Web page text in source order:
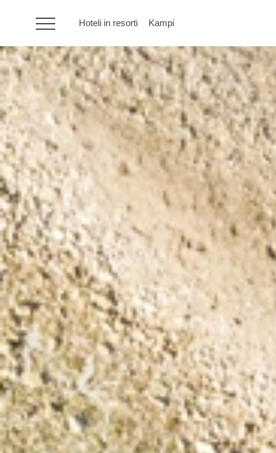
Hoteli in resorti Kampi
HR
Hoteli in resorti
Kampi
Posebne ponudbe
Destinacije
Vrste počitnic
Blagovne znamke
Ami Loyalty program
Blogovi